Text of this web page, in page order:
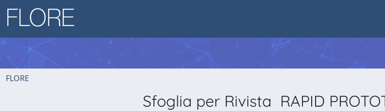
FLORE
Sfoglia per Rivista RAPID